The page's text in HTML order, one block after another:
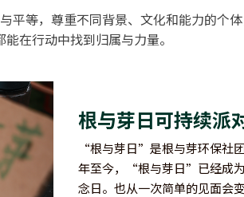
平等，尊重不同背景、文化和能力的个
能在行动中找到归属与力量。
根与芽日可持续派
“根与芽日”是根与芽环保社
年至今，
“根与芽日”已经成
念日。也从一次简单的见面会